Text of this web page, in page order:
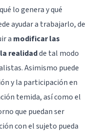
lo genera y qué
ayudar a trabajarlo, de
a modificar las
realidadde tal modo
Asimismo puede
y la participación en
temida, así como el
que puedan ser
con el sujeto pueda